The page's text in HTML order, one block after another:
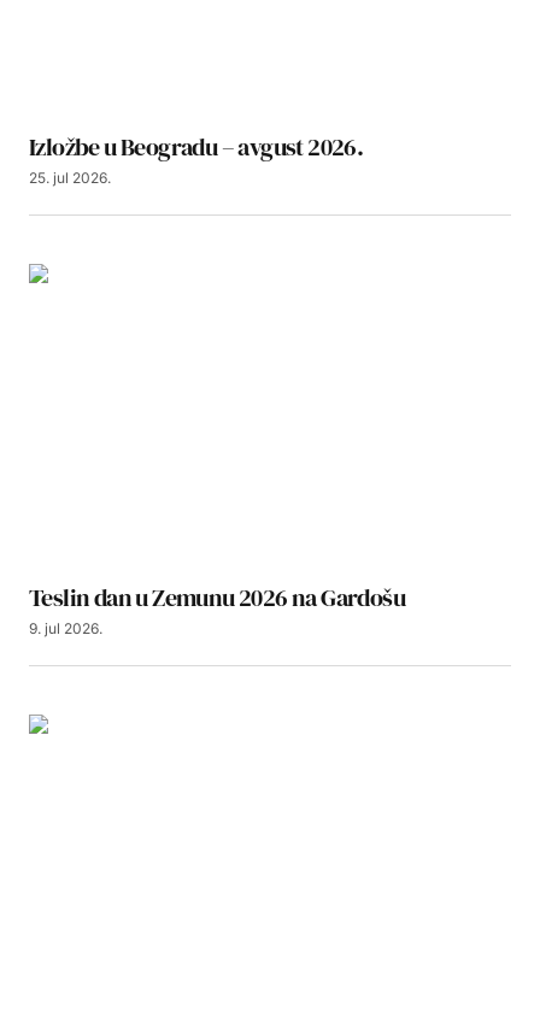
Izložbe u Beogradu – avgust 2026.
25. jul 2026.
Teslin dan u Zemunu 2026 na Gardošu
9. jul 2026.